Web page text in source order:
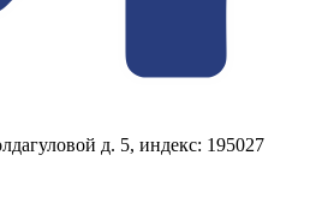
д. 5, индекс: 195027